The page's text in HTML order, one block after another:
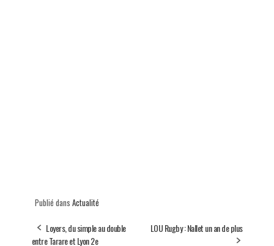
Publié dans Actualité
Loyers, du simple au double
entre Tarare et Lyon 2e
LOU Rugby : Nallet un an de plus